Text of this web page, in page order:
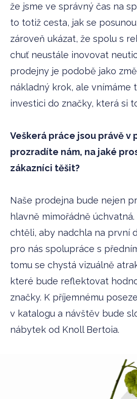
že jsme ve správný čas na
to totiž cesta, jak se
zároveň ukázat, že spolu s
chuť neustále inovovat
prodejny je podobě jako
nákladný krok, ale vnímáme
investici do značky, která si
Veškerá práce jsou právě v
prozradíte nám, na jaké
zákazníci těšit?
Naše prodejna bude nejen
hlavně mimořádně
chtěli, aby nadchla na první
pro nás spolupráce s
tomu se chystá vizuálně
které bude reflektovat
značky. K příjemnému
v katalogu a návštěv bude
nábytek od Knoll Bertoia.